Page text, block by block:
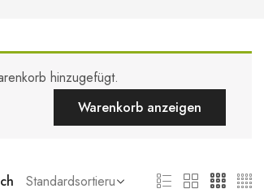
hinzugefügt.
Warenkorb anzeigen